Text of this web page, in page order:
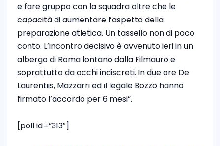
e fare gruppo con la squadra oltre che le
capacità di aumentare l’aspetto della
preparazione atletica. Un tassello non di poco
conto. L’incontro decisivo è avvenuto ieri in un
albergo di Roma lontano dalla Filmauro e
soprattutto da occhi indiscreti. In due ore De
Laurentiis, Mazzarri ed il legale Bozzo hanno
firmato l’accordo per 6 mesi”.
[poll id=”313″]